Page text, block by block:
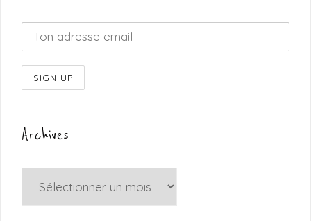
Archives